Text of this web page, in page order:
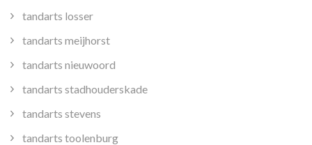
tandarts losser
tandarts meijhorst
tandarts nieuwoord
tandarts stadhouderskade
tandarts stevens
tandarts toolenburg